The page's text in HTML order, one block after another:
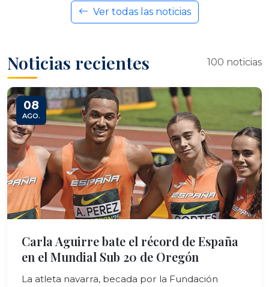
Ver todas las noticias
Noticias recientes 100 noticias
08
AGO.
Carla Aguirre bate el récord de España
en el Mundial Sub 20 de Oregón
La atleta navarra, becada por la Fundación